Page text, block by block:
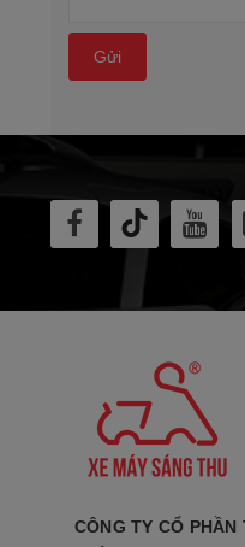
Gửi
CÔNG TY CỔ